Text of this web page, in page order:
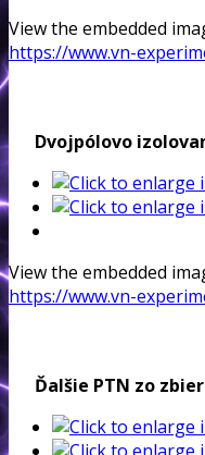
View the embedded
https://www.vn-
Dvojpólovo
View the embedded
https://www.vn-
Ďalšie PTN zo